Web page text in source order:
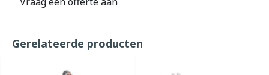
Gerelateerde producten